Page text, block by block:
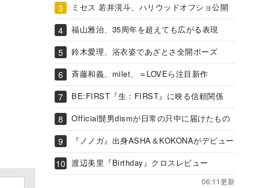
ミセス 若井滉斗、ハリウッドオフショ公開
福山雅治、35周年を超えても広がる表現
鈴木愛理、浴衣姿であざとさ全開ポーズ
斉藤和義、milet、＝LOVEら注目新作
BE:FIRST『生：FIRST』に映る信頼関係
Official髭男dismが日常の只中に届けたもの
『ノノガ』出身ASHA＆KOKONAがデビュー
渡辺美里『Birthday』クロスレビュー
06:11更新